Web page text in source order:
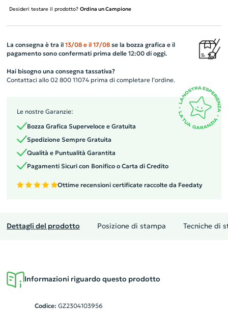
Desideri testare il prodotto? Ordina un Campione
La consegna è tra il 13/08 e il 17/08se la bozza grafica e il
pagamento sono confermati prima delle 12:00 di oggi.
Hai bisogno una consegna tassativa?
Contattaci allo 02 800 11074 prima di completare l’ordine.
Le nostre Garanzie:
Bozza Grafica Superveloce e Gratuita
Spedizione Sempre Gratuita
Qualità e Puntualità Garantita
Pagamenti Sicuri con Bonifico o Carta di Credito
Ottime recensioni certificate raccolte da Feedaty
Dettagli del prodotto Posizione di stampa Tecniche di
Informazioni riguardo questo prodotto
Codice: GZ2304103956